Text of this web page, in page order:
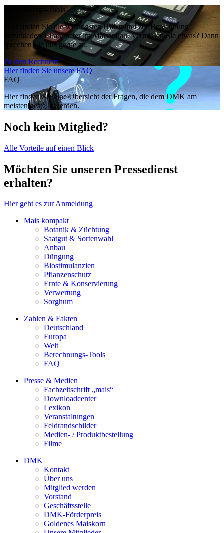
Berechnungs-Tools
Hier finden Sie die wichtigsten Hilfsmittel zur Berechnung
verschiedener Parameter im Maisanbau. Vermissen Sie etwas? Dann
sprechen Sie uns gerne an.
Zu den Rechnern
Hier finden Sie unsere FAQ
FAQ
Hier finden Sie eine Übersicht der Fragen, die dem DMK am
meisten gestellt werden.
Noch kein Mitglied?
Alle Vorteile auf einen Blick
Möchten Sie unseren Pressedienst
erhalten?
Hier geht es zur Anmeldung
Mais kompakt
Botanik & Züchtung
Saatgut & Sortenwahl
Anbau
Düngung
Biostimulanzien
Pflanzenschutz
Ernte & Konservierung
Verwertung
Sorghum
Zahlen & Fakten
Deutschland
Europa
Welt
Berechnungs-Tools
FAQ
Presse & Medien
Fachzeitschrift „mais“
Downloadcenter
Lexikon
Veranstaltungen
Feldrandschilder
Medien- / Produktbestellung
Filme
DMK
Kontakt
Über uns
Mitglied werden
Vorstand
Geschäftsstelle
DMK-Förderpreis
Goldenes Maiskorn